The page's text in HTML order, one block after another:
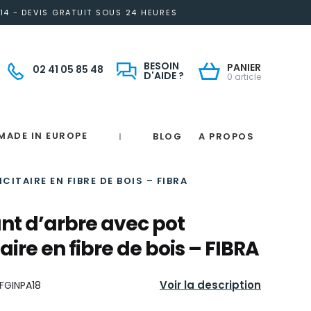
- DEVIS GRATUIT SOUS 24 HEURES
02 41 05 85 48 BESOIN
D'AIDE ?
PANIER
0 article
IN EUROPE | BLOG A PROPOS
EN FIBRE DE BOIS – FIBRA
d’arbre avec pot
en fibre de bois – FIBRA
FGINPA18 Voir la description